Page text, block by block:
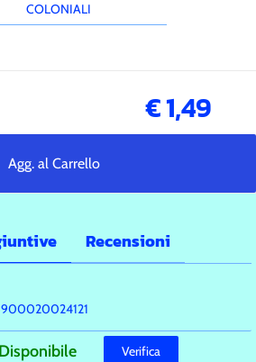
COLONIALI
€ 1,49
Agg. al Carrello
Recensioni
Verifica
Disponibile